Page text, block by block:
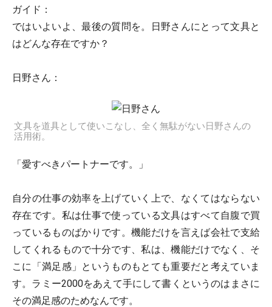
ガイド：
ではいよいよ、最後の質問を。日野さんにとって文具と
はどんな存在ですか？
日野さん：
文具を道具として使いこなし、全く無駄がない日野さんの
活用術。
「愛すべきパートナーです。」
自分の仕事の効率を上げていく上で、なくてはならない
存在です。私は仕事で使っている文具はすべて自腹で買
っているものばかりです。機能だけを言えば会社で支給
してくれるもので十分です、私は、機能だけでなく、そ
こに「満足感」というものもとても重要だと考えていま
す。ラミー2000をあえて手にして書くというのはまさに
その満足感のためなんです。